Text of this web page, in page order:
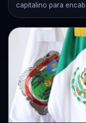
capitalino para